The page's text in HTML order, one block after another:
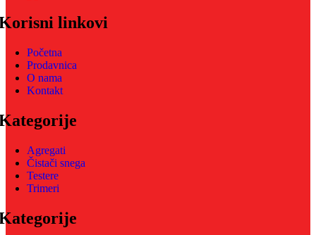
linkovi
Početna
Prodavnica
O nama
Kontakt
Agregati
Čistači snega
Testere
Trimeri